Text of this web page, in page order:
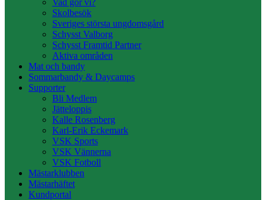
Vad gör vi?
Skolbesök
Sveriges största ungdomsgård
Schysst Valborg
Schysst Framtid Partner
Aktiva områden
Mat och bandy
Sommarbandy & Daycamps
Supporter
Bli Medlem
Jätteloppis
Kalle Rosenberg
Karl-Erik Eckemark
VSK Sports
VSK Vännerna
VSK Fotboll
Mästarklubben
Mästarhäftet
Kundportal